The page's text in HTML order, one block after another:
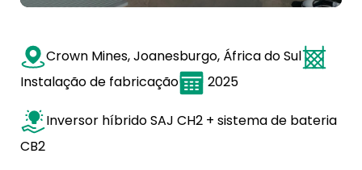
Crown Mines, Joanesburgo, África do Sul
Instalação de fabricação
2025
Inversor híbrido SAJ CH2 + sistema de bateria
CB2